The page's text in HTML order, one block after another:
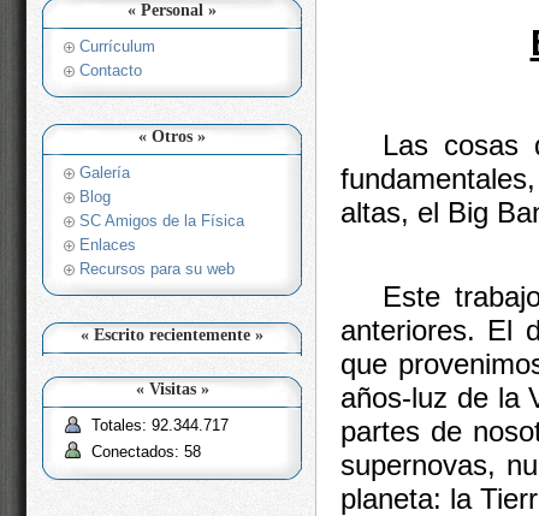
« Personal »
Currículum
Contacto
« Otros »
Galería
Blog
SC Amigos de la Física
Enlaces
Recursos para su web
« Escrito recientemente »
« Visitas »
Totales: 92.344.717
Conectados: 58
Las cosas
altas, el Big
Este
anteriores. El
que
años-luz de la
partes de
supernovas,
planeta: la